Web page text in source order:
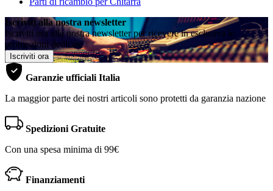
Iscriviti alla nostra newsletter
Iscriviti ora alla nostra newsletter per ricevere in esclusiva le
promozioni dedicate
Iscriviti ora
Garanzie ufficiali Italia
La maggior parte dei nostri articoli sono protetti da garanzia nazione
Spedizioni Gratuite
Con una spesa minima di 99€
Finanziamenti